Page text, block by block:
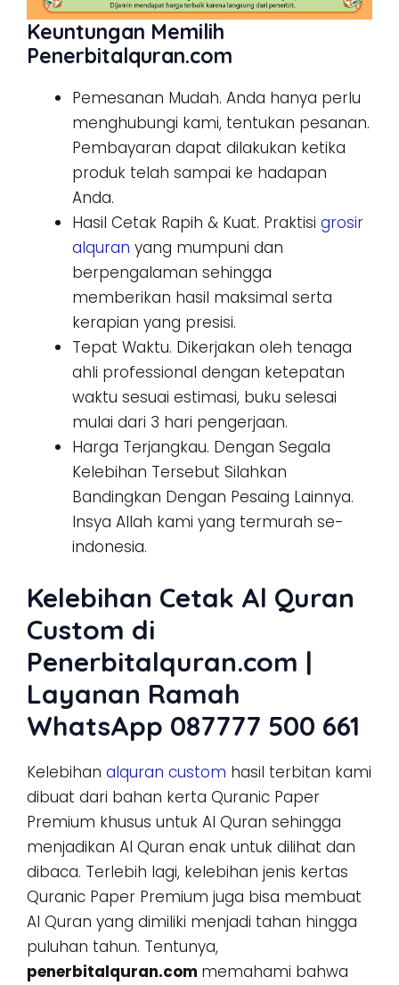
Keuntungan Memilih
Penerbitalquran.com
Pemesanan Mudah. Anda hanya perlu
menghubungi kami, tentukan pesanan.
Pembayaran dapat dilakukan ketika
produk telah sampai ke hadapan
Anda.
Hasil Cetak Rapih & Kuat. Praktisi grosir
alquran yang mumpuni dan
berpengalaman sehingga
memberikan hasil maksimal serta
kerapian yang presisi.
Tepat Waktu. Dikerjakan oleh tenaga
ahli professional dengan ketepatan
waktu sesuai estimasi, buku selesai
mulai dari 3 hari pengerjaan.
Harga Terjangkau. Dengan Segala
Kelebihan Tersebut Silahkan
Bandingkan Dengan Pesaing Lainnya.
Insya Allah kami yang termurah se-
indonesia.
Kelebihan Cetak Al Quran
Custom di
Penerbitalquran.com |
Layanan Ramah
WhatsApp 087777 500 661
Kelebihan alquran custom hasil terbitan kami
dibuat dari bahan kerta Quranic Paper
Premium khusus untuk Al Quran sehingga
menjadikan Al Quran enak untuk dilihat dan
dibaca. Terlebih lagi, kelebihan jenis kertas
Quranic Paper Premium juga bisa membuat
Al Quran yang dimiliki menjadi tahan hingga
puluhan tahun. Tentunya,
penerbitalquran.com memahami bahwa